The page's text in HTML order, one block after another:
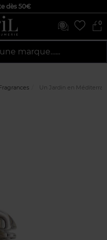
dès 50€
0
marque…...
Un Jardin en